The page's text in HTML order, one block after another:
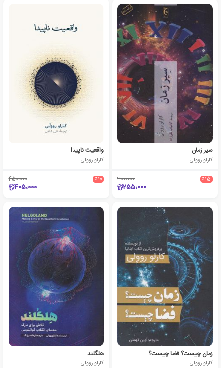
سیر زمان
کارلو روولی
٪15 300،000
255،000
واقعیت ناپیدا
کارلو روولی
٪10 450،000
405،000
زمان چیست؟ فضا چیست؟
کارلو روولی
هلگلند
کارلو روولی